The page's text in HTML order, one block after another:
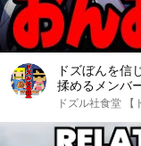
ドズぼんを信
揉めるメンバ
き】【ドズル
ドズル社食堂 【